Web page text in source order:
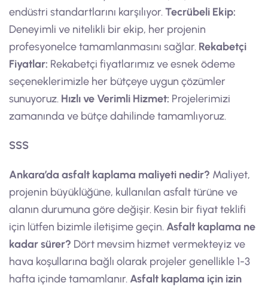
endüstri standartlarını karşılıyor.Tecrübeli Ekip:
Deneyimli ve nitelikli bir ekip, her projenin
profesyonelce tamamlanmasını sağlar. Rekabetçi
Fiyatlar: Rekabetçi fiyatlarımız ve esnek ödeme
seçeneklerimizle her bütçeye uygun çözümler
sunuyoruz. Hızlı ve Verimli Hizmet: Projelerimizi
zamanında ve bütçe dahilinde tamamlıyoruz.
SSS
Ankara’da asfalt kaplama maliyeti nedir? Maliyet,
projenin büyüklüğüne, kullanılan asfalt türüne ve
alanın durumuna göre değişir. Kesin bir fiyat teklifi
için lütfen bizimle iletişime geçin. Asfalt kaplama ne
kadar sürer? Dört mevsim hizmet vermekteyiz ve
hava koşullarına bağlı olarak projeler genellikle 1-3
hafta içinde tamamlanır. Asfalt kaplama için izin